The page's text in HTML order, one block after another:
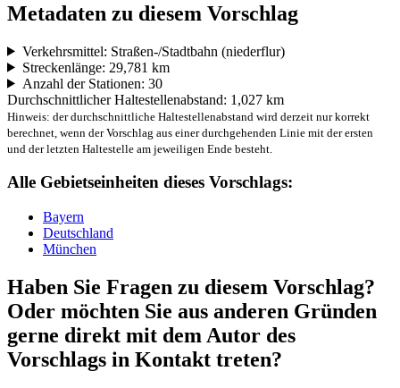
Metadaten zu diesem Vorschlag
Verkehrsmittel: Straßen-/Stadtbahn (niederflur)
Streckenlänge: 29,781 km
Anzahl der Stationen: 30
Durchschnittlicher Haltestellenabstand: 1,027 km
Hinweis: der durchschnittliche Haltestellenabstand wird derzeit nur korrekt
berechnet, wenn der Vorschlag aus einer durchgehenden Linie mit der ersten
und der letzten Haltestelle am jeweiligen Ende besteht.
Alle Gebietseinheiten dieses Vorschlags:
Bayern
Deutschland
München
Haben Sie Fragen zu diesem Vorschlag?
Oder möchten Sie aus anderen Gründen
gerne direkt mit dem Autor des
Vorschlags in Kontakt treten?